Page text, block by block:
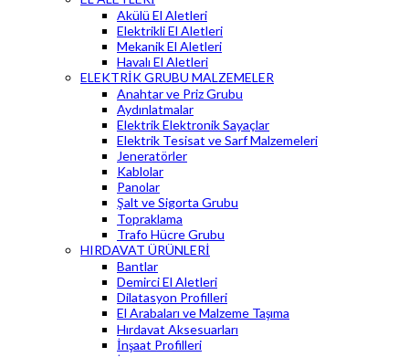
Akülü El Aletleri
Elektrikli El Aletleri
Mekanik El Aletleri
Havalı El Aletleri
ELEKTRİK GRUBU MALZEMELER
Anahtar ve Priz Grubu
Aydınlatmalar
Elektrik Elektronik Sayaçlar
Elektrik Tesisat ve Sarf Malzemeleri
Jeneratörler
Kablolar
Panolar
Şalt ve Sigorta Grubu
Topraklama
Trafo Hücre Grubu
HIRDAVAT ÜRÜNLERİ
Bantlar
Demirci El Aletleri
Dilatasyon Profilleri
El Arabaları ve Malzeme Taşıma
Hırdavat Aksesuarları
İnşaat Profilleri